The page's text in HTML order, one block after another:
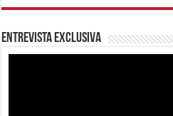
Entrevista Exclusiva